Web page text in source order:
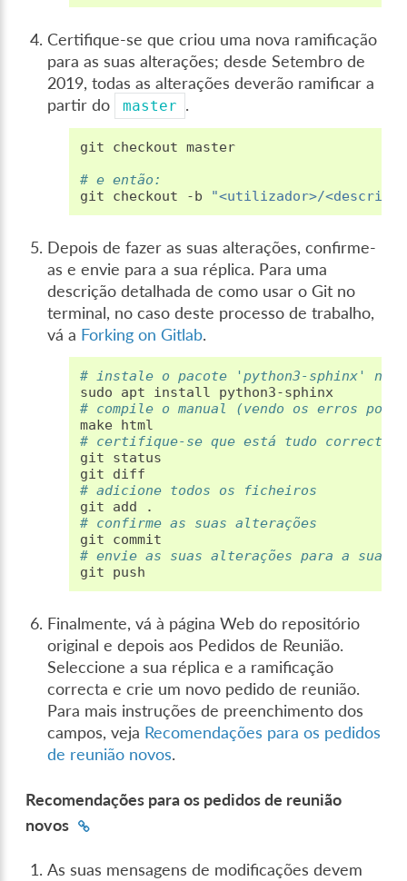
Certifique-se que criou uma nova ramificação
para as suas alterações; desde Setembro de
2019, todas as alterações deverão ramificar a
partir do
master .
git checkout master
# e então:
git
checkout -b "<utilizador>/
Depois de fazer as suas alterações, confirme-
as e envie para a sua réplica. Para uma
descrição detalhada de como usar o Git no
terminal, no caso deste processo de trabalho,
vá a Forking on Gitlab.
# instale o pacote 'python3-sphinx' no
sudo
apt install
# compile o manual (vendo os erros
make
# certifique-se que está tudo correcto
git
status
git
# adicione todos os ficheiros
git
add
# confirme as suas alterações
git
# envie as suas alterações para a sua
git
Finalmente, vá à página Web do repositório
original e depois aos Pedidos de Reunião.
Seleccione a sua réplica e a ramificação
correcta e crie um novo pedido de reunião.
Para mais instruções de preenchimento dos
campos, veja Recomendações para os pedidos
de reunião novos.
Recomendações para os pedidos de reunião
novos
As suas mensagens de modificações devem